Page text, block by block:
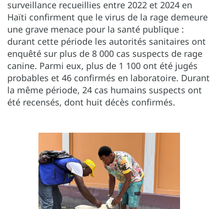
surveillance recueillies entre 2022 et 2024 en
Haïti confirment que le virus de la rage demeure
une grave menace pour la santé publique :
durant cette période les autorités sanitaires ont
enquêté sur plus de 8 000 cas suspects de rage
canine. Parmi eux, plus de 1 100 ont été jugés
probables et 46 confirmés en laboratoire. Durant
la même période, 24 cas humains suspects ont
été recensés, dont huit décès confirmés.